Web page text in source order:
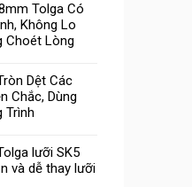
Tolga Có
Không Lo
Choét Lòng
Dệt Các
Chắc, Dùng
Trình
lưỡi SK5
và dễ thay lưỡi